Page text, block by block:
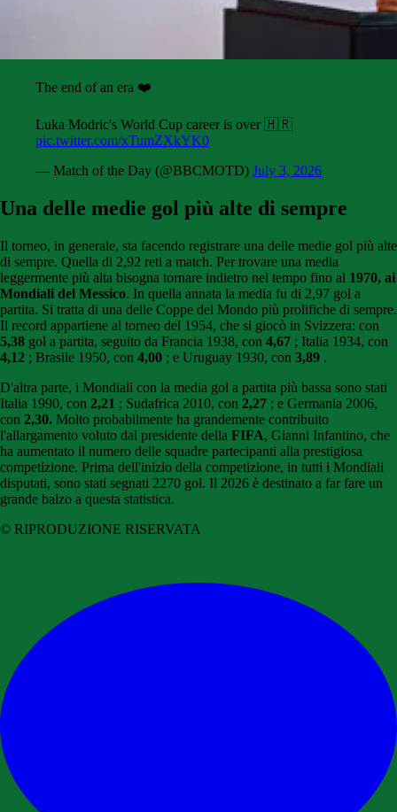
The end of an era ❤️ ⁣
Luka Modric's World Cup career is over 🇭🇷
pic.twitter.com/xTumZXkYK0
— Match of the Day (@BBCMOTD) July 3, 2026
Una delle medie gol più alte di sempre
Il torneo, in generale, sta facendo registrare una delle medie gol più alte
di sempre. Quella di 2,92 reti a match. Per trovare una media
leggermente più alta bisogna tornare indietro nel tempo fino al 1970, ai
Mondiali del Messico. In quella annata la media fu di 2,97 gol a
partita. Si tratta di una delle Coppe del Mondo più prolifiche di sempre.
Il record appartiene al torneo del 1954, che si giocò in Svizzera: con
5,38 gol a partita, seguito da Francia 1938, con 4,67 ; Italia 1934, con
4,12 ; Brasile 1950, con 4,00 ; e Uruguay 1930, con 3,89 .
D'altra parte, i Mondiali con la media gol a partita più bassa sono stati
Italia 1990, con 2,21 ; Sudafrica 2010, con 2,27 ; e Germania 2006,
con 2,30. Molto probabilmente ha grandemente contribuito
l'allargamento voluto dal presidente della FIFA, Gianni Infantino, che
ha aumentato il numero delle squadre partecipanti alla prestigiosa
competizione. Prima dell'inizio della competizione, in tutti i Mondiali
disputati, sono stati segnati 2270 gol. Il 2026 è destinato a far fare un
grande balzo a questa statistica.
© RIPRODUZIONE RISERVATA